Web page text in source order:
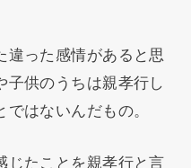
違った感情があると思
子供のうちは親孝行し
はないんだもの。
じたことを親孝行と言